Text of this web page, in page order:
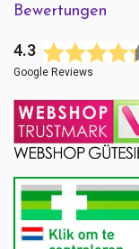
Bewertungen
4.3
Google Reviews